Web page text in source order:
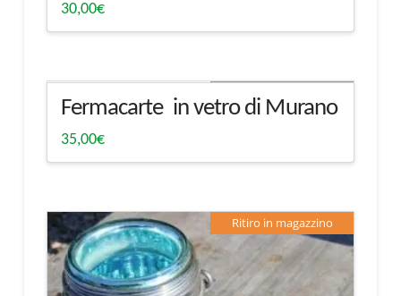
30,00€
Fermacarte in vetro di Murano
35,00€
Ritiro in magazzino